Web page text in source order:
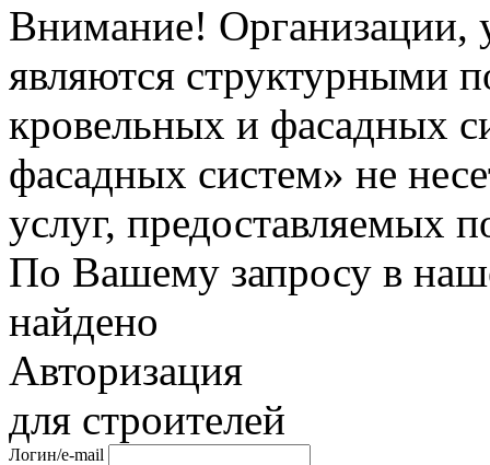
Внимание! Организации,
являются структурными
кровельных и фасадных
фасадных систем» не
услуг, предоставляемых
По Вашему запросу в
найдено
Авторизация
для строителей
Логин/e-mail